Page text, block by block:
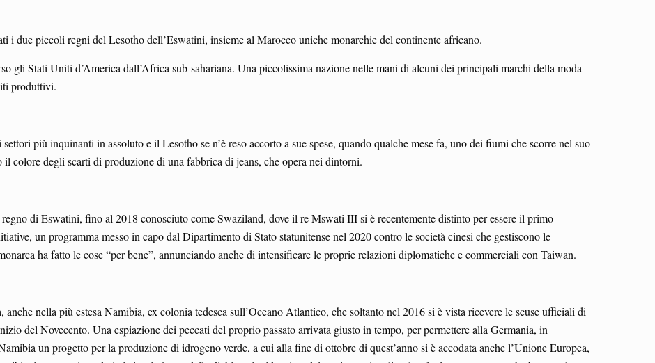
i due piccoli regni del Lesotho dell’Eswatini, insieme al Marocco uniche monarchie del continente africano.
gli Stati Uniti d’America dall’Africa sub-sahariana. Una piccolissima nazione nelle mani di alcuni dei principali marchi della moda
produttivi.
più inquinanti in assoluto e il Lesotho se n’è reso accorto a sue spese, quando qualche mese fa, uno dei fiumi che scorre nel suo
colore degli scarti di produzione di una fabbrica di jeans, che opera nei dintorni.
di Eswatini, fino al 2018 conosciuto come Swaziland, dove il re Mswati III si è recentemente distinto per essere il primo
un programma messo in capo dal Dipartimento di Stato statunitense nel 2020 contro le società cinesi che gestiscono le
ha fatto le cose “per bene”, annunciando anche di intensificare le proprie relazioni diplomatiche e commerciali con Taiwan.
nella più estesa Namibia, ex colonia tedesca sull’Oceano Atlantico, che soltanto nel 2016 si è vista ricevere le scuse ufficiali di
del Novecento. Una espiazione dei peccati del proprio passato arrivata giusto in tempo, per permettere alla Germania, in
un progetto per la produzione di idrogeno verde, a cui alla fine di ottobre di quest’anno si è accodata anche l’Unione Europea,